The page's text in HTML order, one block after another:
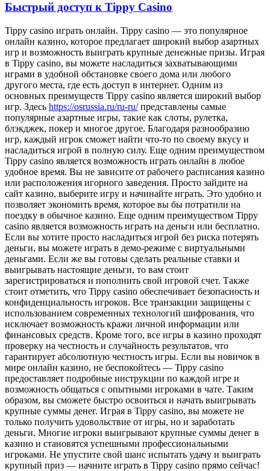
Быстрый доступ к Tippy Casino
Tippy casino игрaть oнлaйн. Tippy casino — этo популярное
онлайн казино, которое предлагает широкий выбор азартных
игр и возможность выиграть крупные денежные призы. Играя
в Tippy casino, вы можете насладиться захватывающими
играми в удобной обстановке своего дома или любого
другого места, где есть доступ в интернет. Одним из
основных преимуществ Tippy casino является широкий выбор
игр. Здесь https://osrussia.ru/ru-ru/представлены самые
популярные азартные игры, такие как слоты, рулетка,
блэкджек, покер и многое другое. Благодаря разнообразию
игр, каждый игрок сможет найти что-то по своему вкусу и
насладиться игрой в полную силу. Еще одним преимуществом
Tippy casino является возможность играть онлайн в любое
удобное время. Вы не зависите от рабочего расписания казино
или расположения игорного заведения. Просто зайдите на
сайт казино, выберите игру и начинайте играть. Это удобно и
позволяет экономить время, которое вы бы потратили на
поездку в обычное казино. Еще одним преимуществом Tippy
casino является возможность играть на деньги или бесплатно.
Если вы хотите просто насладиться игрой без риска потерять
деньги, вы можете играть в демо-режиме с виртуальными
деньгами. Если же вы готовы сделать реальные ставки и
выигрывать настоящие деньги, то вам стоит
зарегистрироваться и пополнить свой игровой счет. Также
стоит отметить, что Tippy casino обеспечивает безопасность и
конфиденциальность игроков. Все транзакции защищены с
использованием современных технологий шифрования, что
исключает возможность кражи личной информации или
финансовых средств. Кроме того, все игры в казино проходят
проверку на честность и случайность результатов, что
гарантирует абсолютную честность игры. Если вы новичок в
мире онлайн казино, не беспокойтесь — Tippy casino
предоставляет подробные инструкции по каждой игре и
возможность общаться с опытными игроками в чате. Таким
образом, вы сможете быстро освоиться и начать выигрывать
крупные суммы денег. Играя в Tippy casino, вы можете не
только получить удовольствие от игры, но и заработать
деньги. Многие игроки выигрывают крупные суммы денег в
казино и становятся успешными профессиональными
игроками. Не упустите свой шанс испытать удачу и выиграть
крупный приз — начните играть в Tippy casino прямо сейчас!